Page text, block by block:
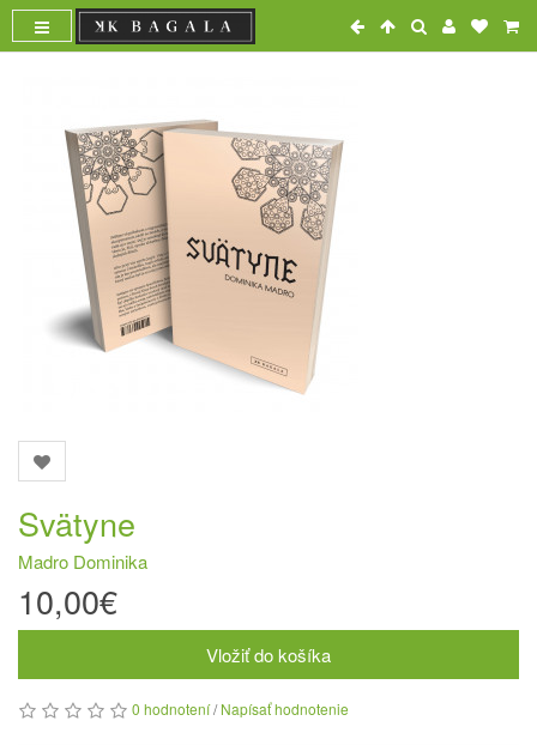
Svätyne
Madro Dominika
10,00€
Vložiť do košíka
0 hodnotení/Napísať hodnotenie